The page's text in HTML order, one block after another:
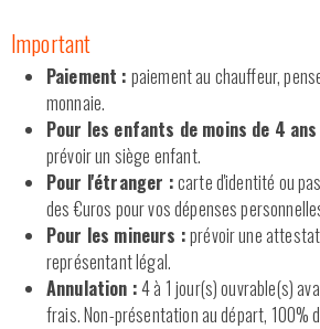
Important
Paiement : paiement au chauffeur,
monnaie.
Pour les enfants de moins de 4
prévoir un siège enfant.
Pour l'étranger :carte d'identité ou
des €uros pour vos dépenses
Pour les mineurs :prévoir une
représentant légal.
Annulation :4 à 1 jour(s) ouvrable(s)
frais. Non-présentation au départ, 100%